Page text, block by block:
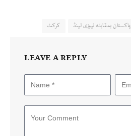
پاکستان بمقابلہ نیوزی لینڈ کرکٹ
LEAVE A REPLY